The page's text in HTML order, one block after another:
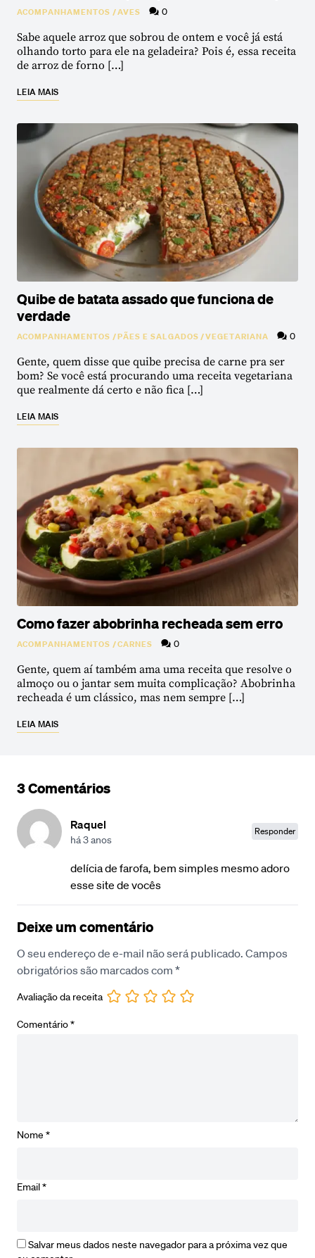
ACOMPANHAMENTOS /AVES 0
Sabe aquele arroz que sobrou de ontem e você já está
olhando torto para ele na geladeira? Pois é, essa receita
de arroz de forno […]
LEIA MAIS
Quibe de batata assado que funciona de
verdade
ACOMPANHAMENTOS /PÃES E SALGADOS/VEGETARIANA 0
Gente, quem disse que quibe precisa de carne pra ser
bom? Se você está procurando uma receita vegetariana
que realmente dá certo e não fica […]
LEIA MAIS
Como fazer abobrinha recheada sem erro
ACOMPANHAMENTOS /CARNES 0
Gente, quem aí também ama uma receita que resolve o
almoço ou o jantar sem muita complicação? Abobrinha
recheada é um clássico, mas nem sempre […]
LEIA MAIS
3 Comentários
Raquel
há 3 anos
Responder
delícia de farofa, bem simples mesmo adoro
esse site de vocês
Deixe um comentário
O seu endereço de e-mail não será publicado. Campos
obrigatórios são marcados com *
Avaliação da receita
Comentário*
Nome *
Email*
Salvar meus dados neste navegador para a próxima vez que